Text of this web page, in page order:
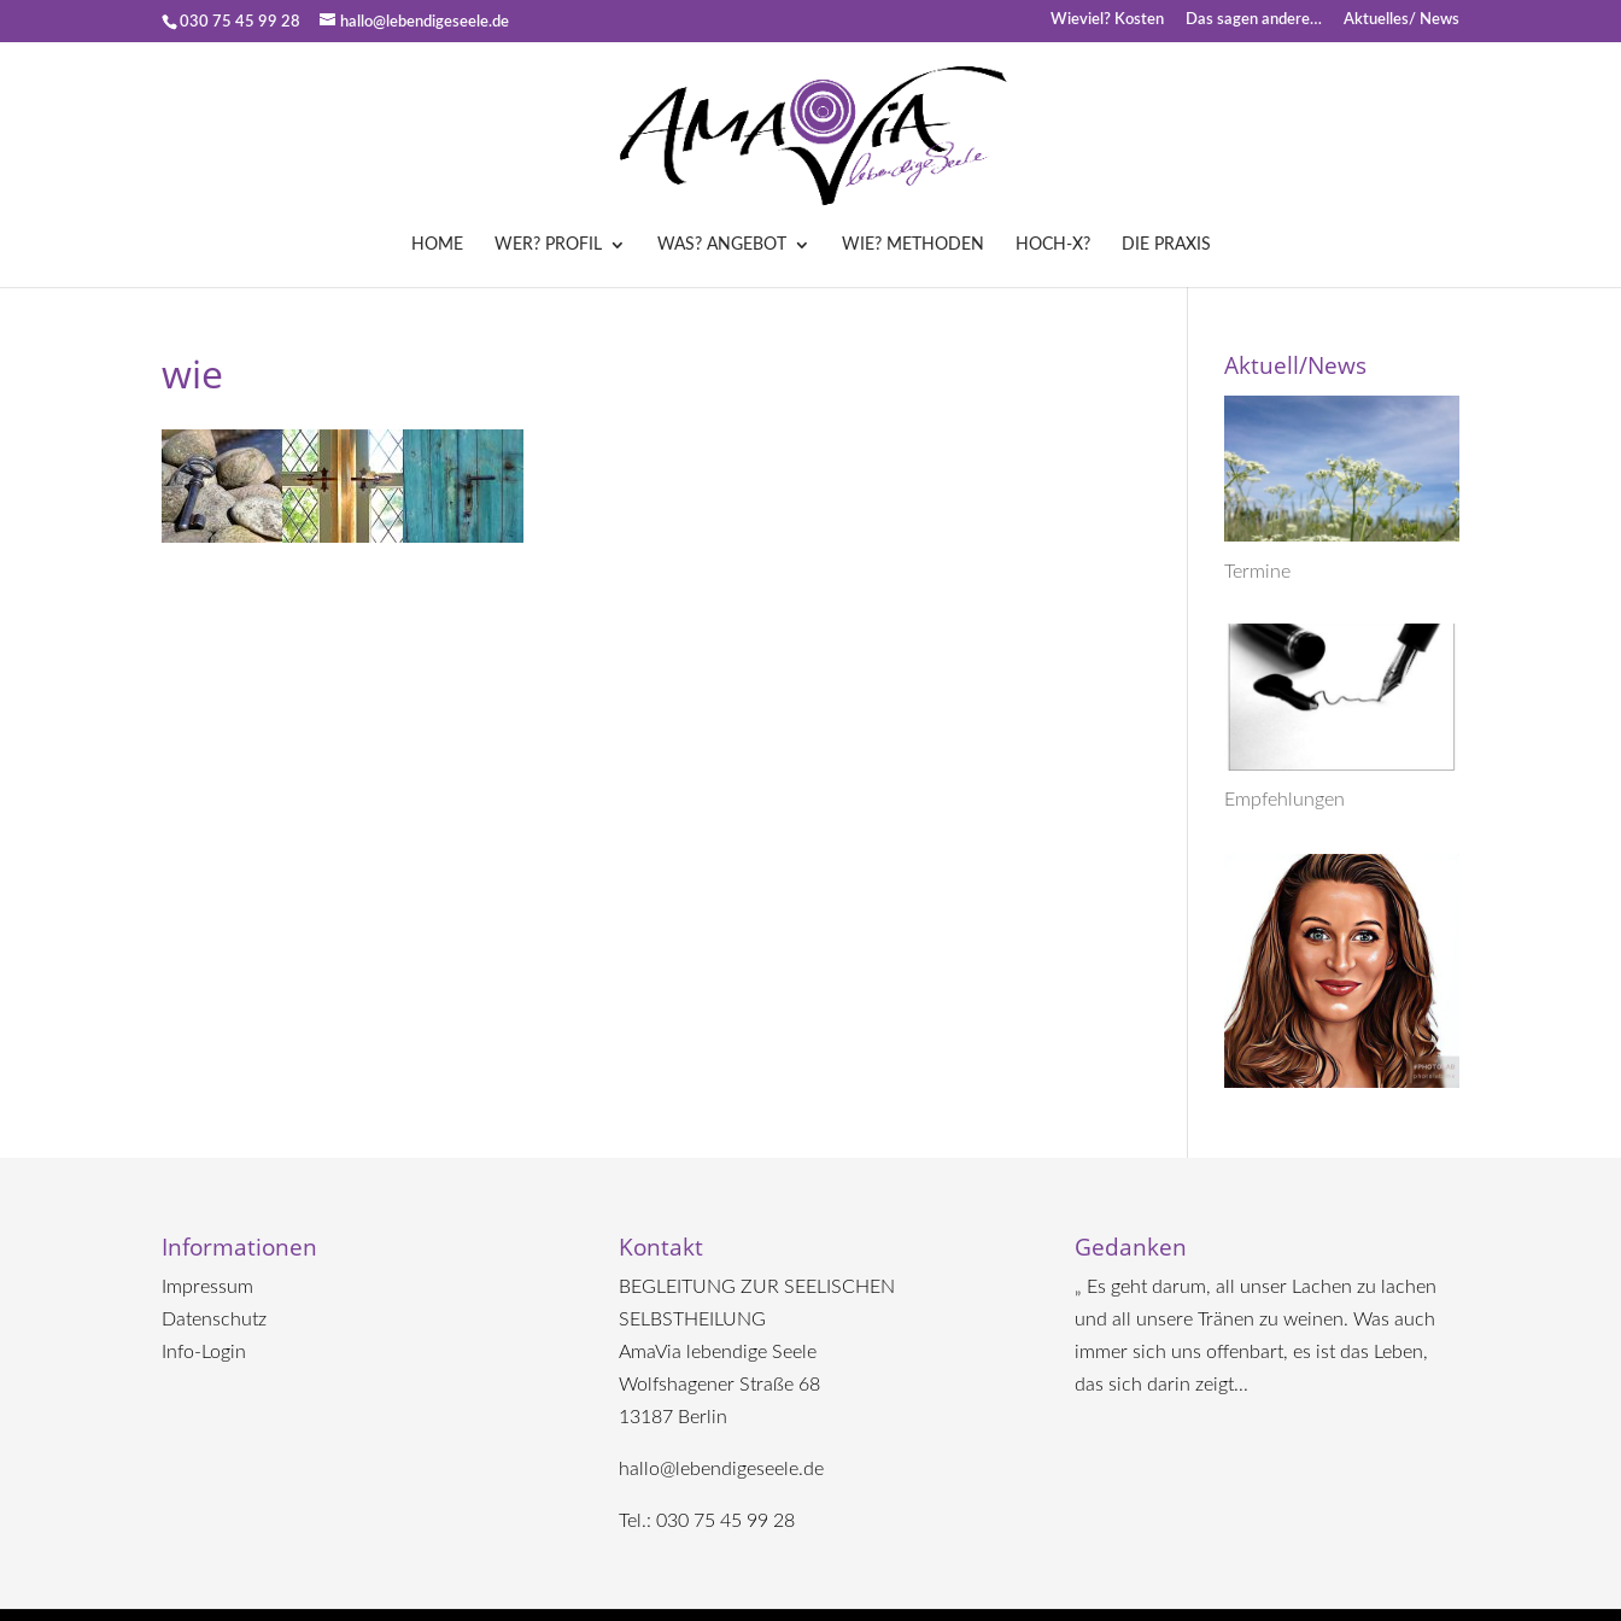
030 75 45 99 28 hallo@lebendigeseele.de Wieviel? Kosten Das sagen andere… Aktuelles/ News
HOME WER? PROFIL WAS? ANGEBOT WIE? METHODEN HOCH-X? DIE PRAXIS
wie Aktuell/News
Termine
Empfehlungen
Informationen
Impressum
Datenschutz
Info-Login
Kontakt
BEGLEITUNG ZUR SEELISCHEN
SELBSTHEILUNG
AmaVia lebendige Seele
Wolfshagener Straße 68
13187 Berlin
hallo@lebendigeseele.de
Tel.: 030 75 45 99 28
Gedanken
„ Es geht darum, all unser Lachen zu lachen
und all unsere Tränen zu weinen. Was auch
immer sich uns offenbart, es ist das Leben,
das sich darin zeigt...